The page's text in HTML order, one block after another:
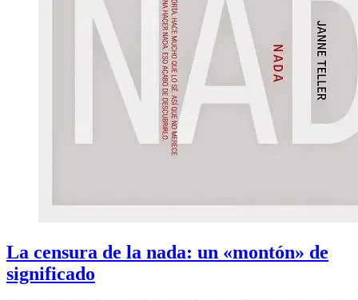
La censura de la nada: un «montón» de
significado